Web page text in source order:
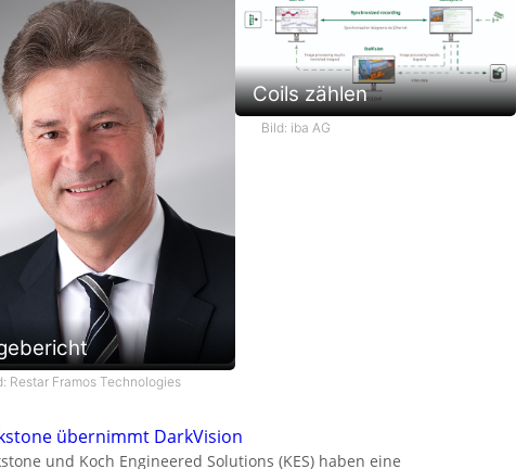
Restar Framos Technologies
Coils zählen
Bild: iba AG
übernimmt DarkVision
und Koch Engineered Solutions (KES) haben eine